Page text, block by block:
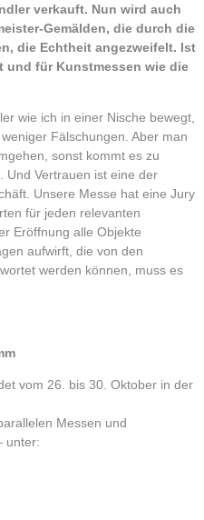
verkauft. Nun wird auch
Gemälden, die durch die
die Echtheit angezweifelt. Ist
und für Kunstmessen wie die
wie ich in einer Nische bewegt,
Fälschungen. Aber man
sonst kommt es zu
Und Vertrauen ist eine der
Unsere Messe hat eine Jury
für jeden relevanten
Eröffnung alle Objekte
aufwirft, die von den
werden können, muss es
vom 26. bis 30. Oktober in der
Messen und
unter: